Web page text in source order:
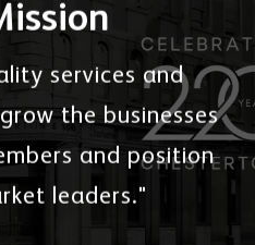
services and
the businesses
and position
leaders."